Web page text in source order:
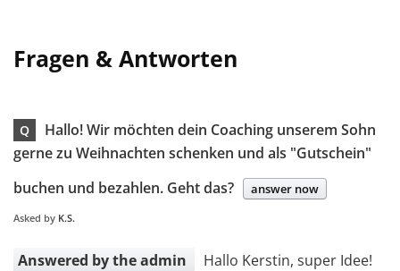
Fragen & Antworten
Q
Hallo! Wir möchten dein Coaching unserem Sohn
gerne zu Weihnachten schenken und als "Gutschein"
buchen und bezahlen. Geht das?
answer now
Asked by K.S.
Answered by the admin
Hallo Kerstin, super Idee!